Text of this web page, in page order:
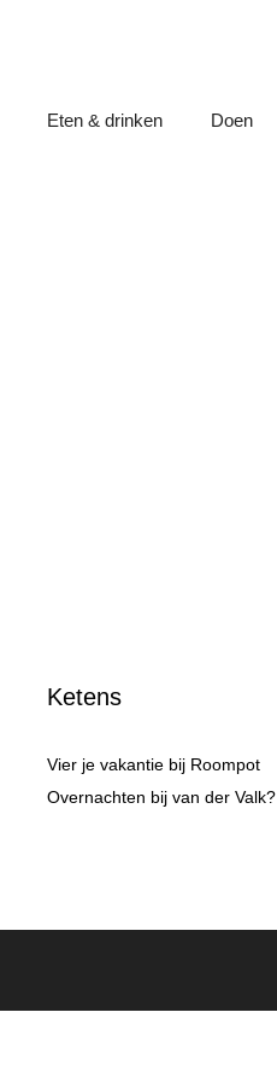
Eten & drinken Doen
Ketens
Vier je vakantie bij Roompot
Overnachten bij van der Valk?